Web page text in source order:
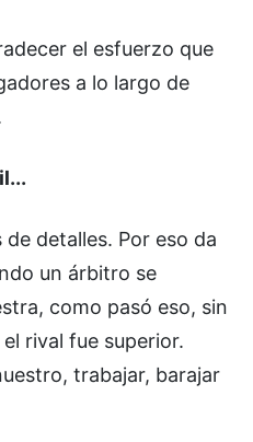
el esfuerzo que
a lo largo de
detalles. Por eso da
un árbitro se
como pasó eso, sin
rival fue superior.
trabajar, barajar